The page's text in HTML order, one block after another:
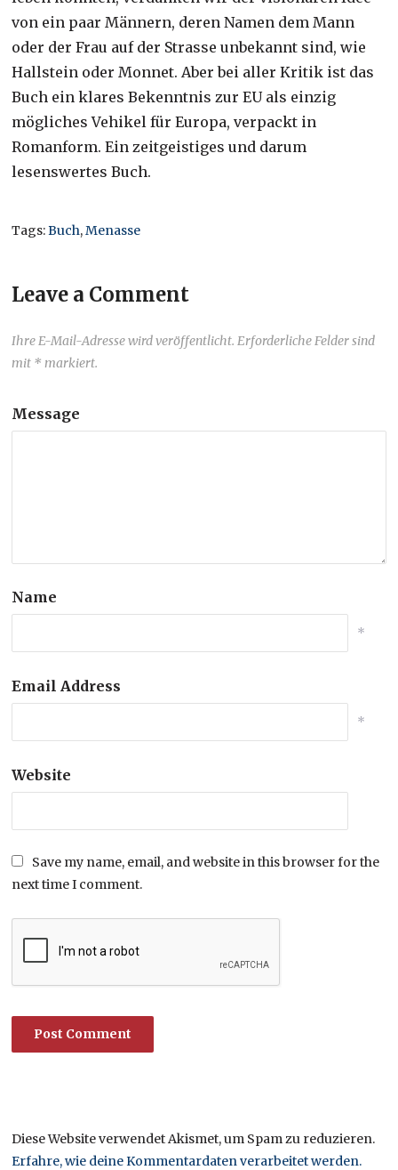
von ein paar Männern, deren Namen dem Mann
oder der Frau auf der Strasse unbekannt sind, wie
Hallstein oder Monnet. Aber bei aller Kritik ist das
Buch ein klares Bekenntnis zur EU als einzig
mögliches Vehikel für Europa, verpackt in
Romanform. Ein zeitgeistiges und darum
lesenswertes Buch.
Tags:Buch,Menasse
Leave a Comment
Ihre E-Mail-Adresse wird veröffentlicht. Erforderliche Felder sind
mit * markiert.
Message
Name
*
Email Address
*
Website
Save my name, email, and website in this browser for the
next time I comment.
Diese Website verwendet Akismet, um Spam zu reduzieren.
Erfahre, wie deine Kommentardaten verarbeitet werden.